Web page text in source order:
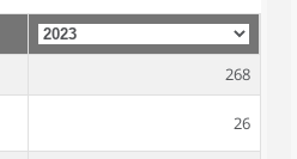
268
26